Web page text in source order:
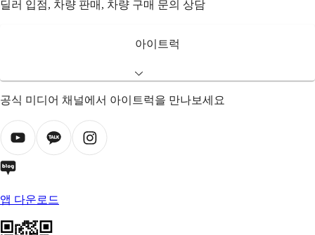
딜러 입점, 차량 판매, 차량 구매 문의 상담
아이트럭
공식 미디어 채널에서 아이트럭을 만나보세요
앱 다운로드